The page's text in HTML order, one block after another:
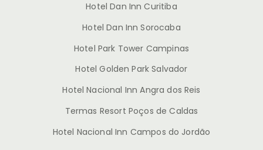
Hotel Dan Inn Curitiba
Hotel Dan Inn Sorocaba
Hotel Park Tower Campinas
Hotel Golden Park Salvador
Hotel Nacional Inn Angra dos Reis
Termas Resort Poços de Caldas
Hotel Nacional Inn Campos do Jordão